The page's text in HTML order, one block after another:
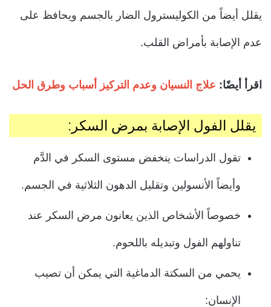
يقلل أيضاً من الكوليسترول الضار بالجسم ويحافظ على
عدم الإصابة بأمراض القلب.
اقرأ أيضًا: علاج النسيان وعدم التركيز أسباب وطرق الحل
يقلل الفول الإصابة بمرض السكر:
تقول الدراسات ينخفض مستوى السكر في الدَّم
وأيضاً الأنسولين وتقليل الدهون الثلاثية في الجسم.
خصوصاً الأشخاص الذين يعانون مرض السكر عند
تناولهم الفول وتبديله باللحوم.
يحمي من السكتة الدماغية التي يمكن أن تصيب
الإنسان: